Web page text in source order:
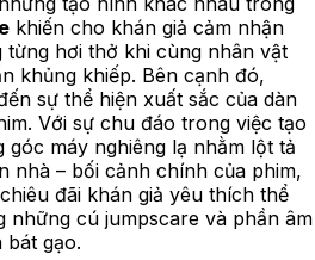
khiến cho khán giả cảm nhận
hơi thở khi cùng nhân vật
khủng khiếp. Bên cạnh đó,
sự thể hiện xuất sắc của dàn
Với sự chu đáo trong việc tạo
máy nghiêng lạ nhằm lột tả
nhà – bối cảnh chính của phim,
chiêu đãi khán giả yêu thích thể
những cú jumpscare và phần âm
bát gạo.